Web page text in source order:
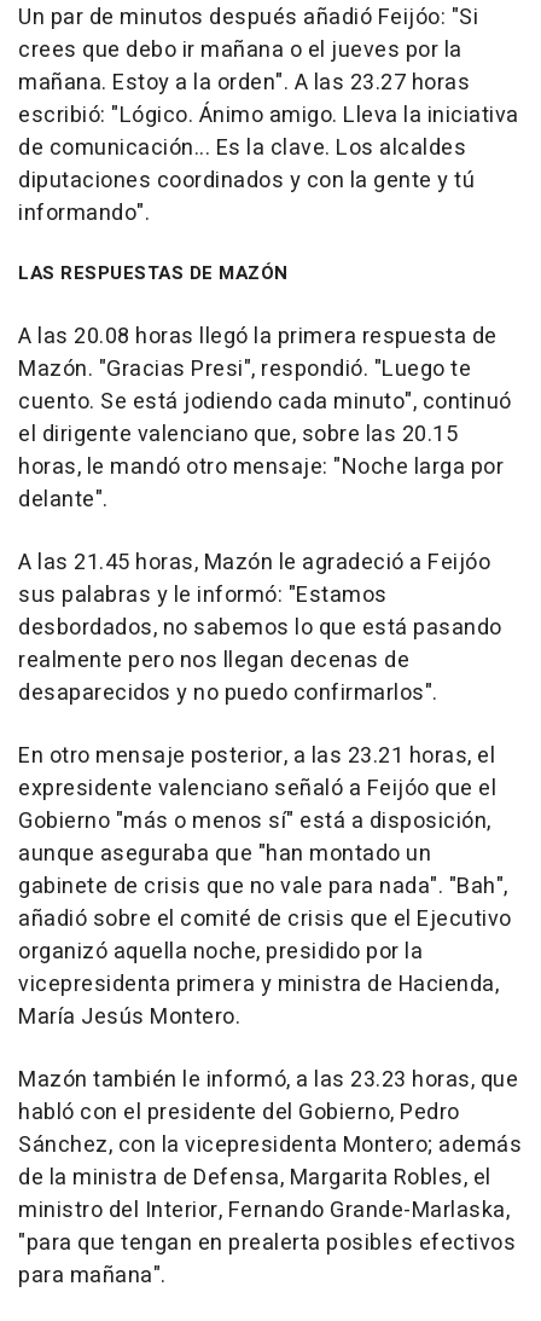
Un par de minutos después añadió Feijóo: "Si
crees que debo ir mañana o el jueves por la
mañana. Estoy a la orden". A las 23.27 horas
escribió: "Lógico. Ánimo amigo. Lleva la iniciativa
de comunicación... Es la clave. Los alcaldes
diputaciones coordinados y con la gente y tú
informando".
LAS RESPUESTAS DE MAZÓN
A las 20.08 horas llegó la primera respuesta de
Mazón. "Gracias Presi", respondió. "Luego te
cuento. Se está jodiendo cada minuto", continuó
el dirigente valenciano que, sobre las 20.15
horas, le mandó otro mensaje: "Noche larga por
delante".
A las 21.45 horas, Mazón le agradeció a Feijóo
sus palabras y le informó: "Estamos
desbordados, no sabemos lo que está pasando
realmente pero nos llegan decenas de
desaparecidos y no puedo confirmarlos".
En otro mensaje posterior, a las 23.21 horas, el
expresidente valenciano señaló a Feijóo que el
Gobierno "más o menos sí" está a disposición,
aunque aseguraba que "han montado un
gabinete de crisis que no vale para nada". "Bah",
añadió sobre el comité de crisis que el Ejecutivo
organizó aquella noche, presidido por la
vicepresidenta primera y ministra de Hacienda,
María Jesús Montero.
Mazón también le informó, a las 23.23 horas, que
habló con el presidente del Gobierno, Pedro
Sánchez, con la vicepresidenta Montero; además
de la ministra de Defensa, Margarita Robles, el
ministro del Interior, Fernando Grande-Marlaska,
"para que tengan en prealerta posibles efectivos
para mañana".